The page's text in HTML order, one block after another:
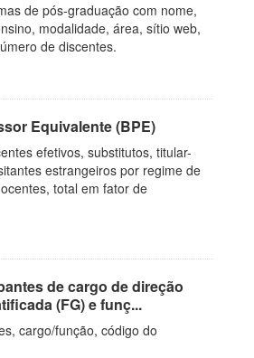
de pós-graduação com nome,
modalidade, área, sítio web,
de discentes.
Equivalente (BPE)
efetivos, substitutos, titular-
estrangeiros por regime de
total em fator de
de cargo de direção
(FG) e funç...
cargo/função, código do